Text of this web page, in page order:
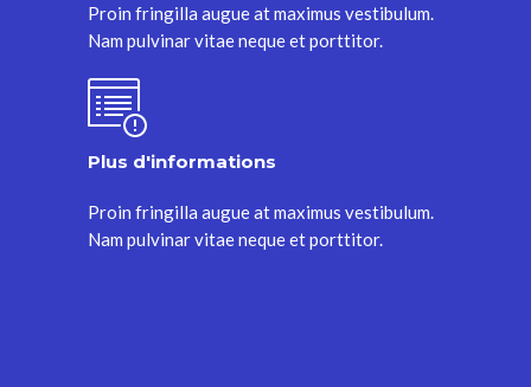
Proin fringilla augue at maximus vestibulum.
Nam pulvinar vitae neque et porttitor.
Plus d'informations
Proin fringilla augue at maximus vestibulum.
Nam pulvinar vitae neque et porttitor.